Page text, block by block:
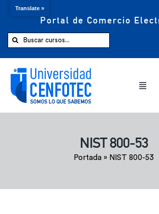
Portal de Comercio
Buscar:
Comprar ahora
NIST 800-53
Portada » NIST 800-53
Translate »